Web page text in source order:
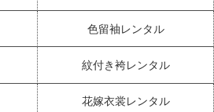
色留袖レンタル
紋付き袴レンタル
花嫁衣裳レンタル